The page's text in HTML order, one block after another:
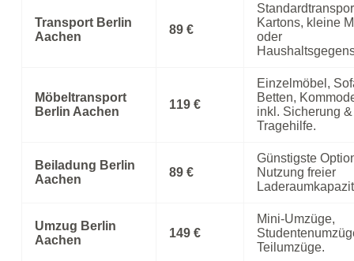
Transport Berlin
Aachen
89 €
Kartons, kleine
oder
Möbeltransport
Berlin Aachen
119 €
Einzelmöbel,
Betten,
inkl. Sicherung &
Tragehilfe.
Beiladung Berlin
Aachen
89 €
Günstigste
Nutzung freier
Umzug Berlin
Aachen
149 €
Mini‑Umzüge,
Teilumzüge.